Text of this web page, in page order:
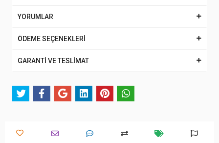
YORUMLAR
ÖDEME SEÇENEKLERİ
GARANTİ VE TESLİMAT